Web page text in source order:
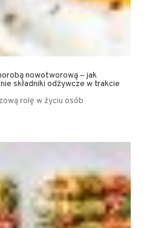
nowotworową – jak
składniki odżywcze w trakcie
rolę w życiu osób